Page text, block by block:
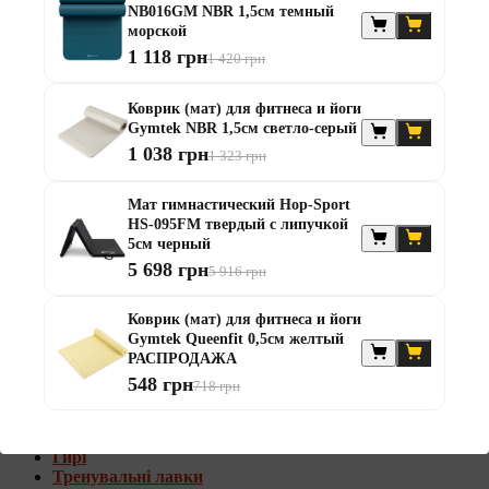
Штанги с w-образным грифом
Жилеты утяжелители
Диски та набори
Гантелі
Штанги
Штанги з гантелями та лавками
Грифи олімпійські
Тренувальні лавки
Стійки для грифів та дисків
Стійки для жиму лежачи
Диски та набори
Гантелі
Штанги
Штанги з гантелями
Гирі
Тренувальні лавки
NB016GM NBR 1,5см темный
морской
1 118 грн1 420 грн
Коврик (мат) для фитнеса и йоги
Gymtek NBR 1,5см светло-серый
1 038 грн1 323 грн
Мат гимнастический Hop-Sport
HS-095FM твердый с липучкой
5см черный
5 698 грн5 916 грн
Коврик (мат) для фитнеса и йоги
Gymtek Queenfit 0,5см желтый
РАСПРОДАЖА
548 грн718 грн